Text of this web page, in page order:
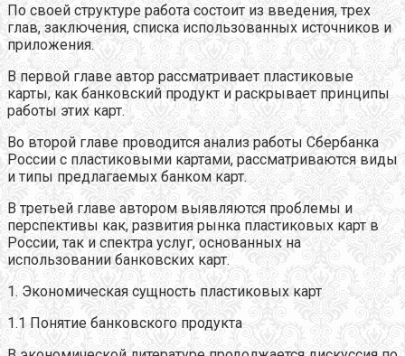
По своей структуре работа состоит из введения, трех
глав, заключения, списка использованных источников и
приложения.
В первой главе автор рассматривает пластиковые
карты, как банковский продукт и раскрывает принципы
работы этих карт.
Во второй главе проводится анализ работы Сбербанка
России с пластиковыми картами, рассматриваются виды
и типы предлагаемых банком карт.
В третьей главе автором выявляются проблемы и
перспективы как, развития рынка пластиковых карт в
России, так и спектра услуг, основанных на
использовании банковских карт.
1. Экономическая сущность пластиковых карт
1.1 Понятие банковского продукта